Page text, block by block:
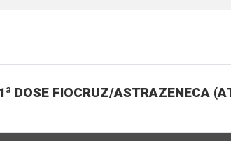
DOSE FIOCRUZ/ASTRAZENECA